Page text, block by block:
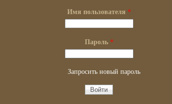
Имя пользователя *
Пароль *
Запросить новый пароль